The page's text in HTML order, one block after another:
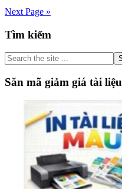
Next Page »
Primary
Sidebar
Tìm kiếm
Search
the
site
...
Săn mã giảm giá tài liệu